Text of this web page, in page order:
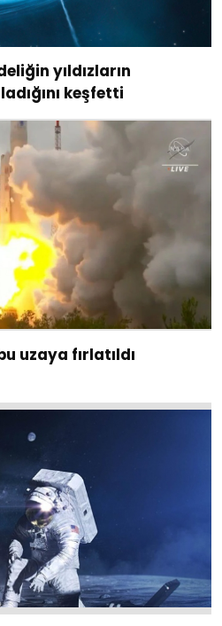
yıldızların
keşfetti
uzaya fırlatıldı